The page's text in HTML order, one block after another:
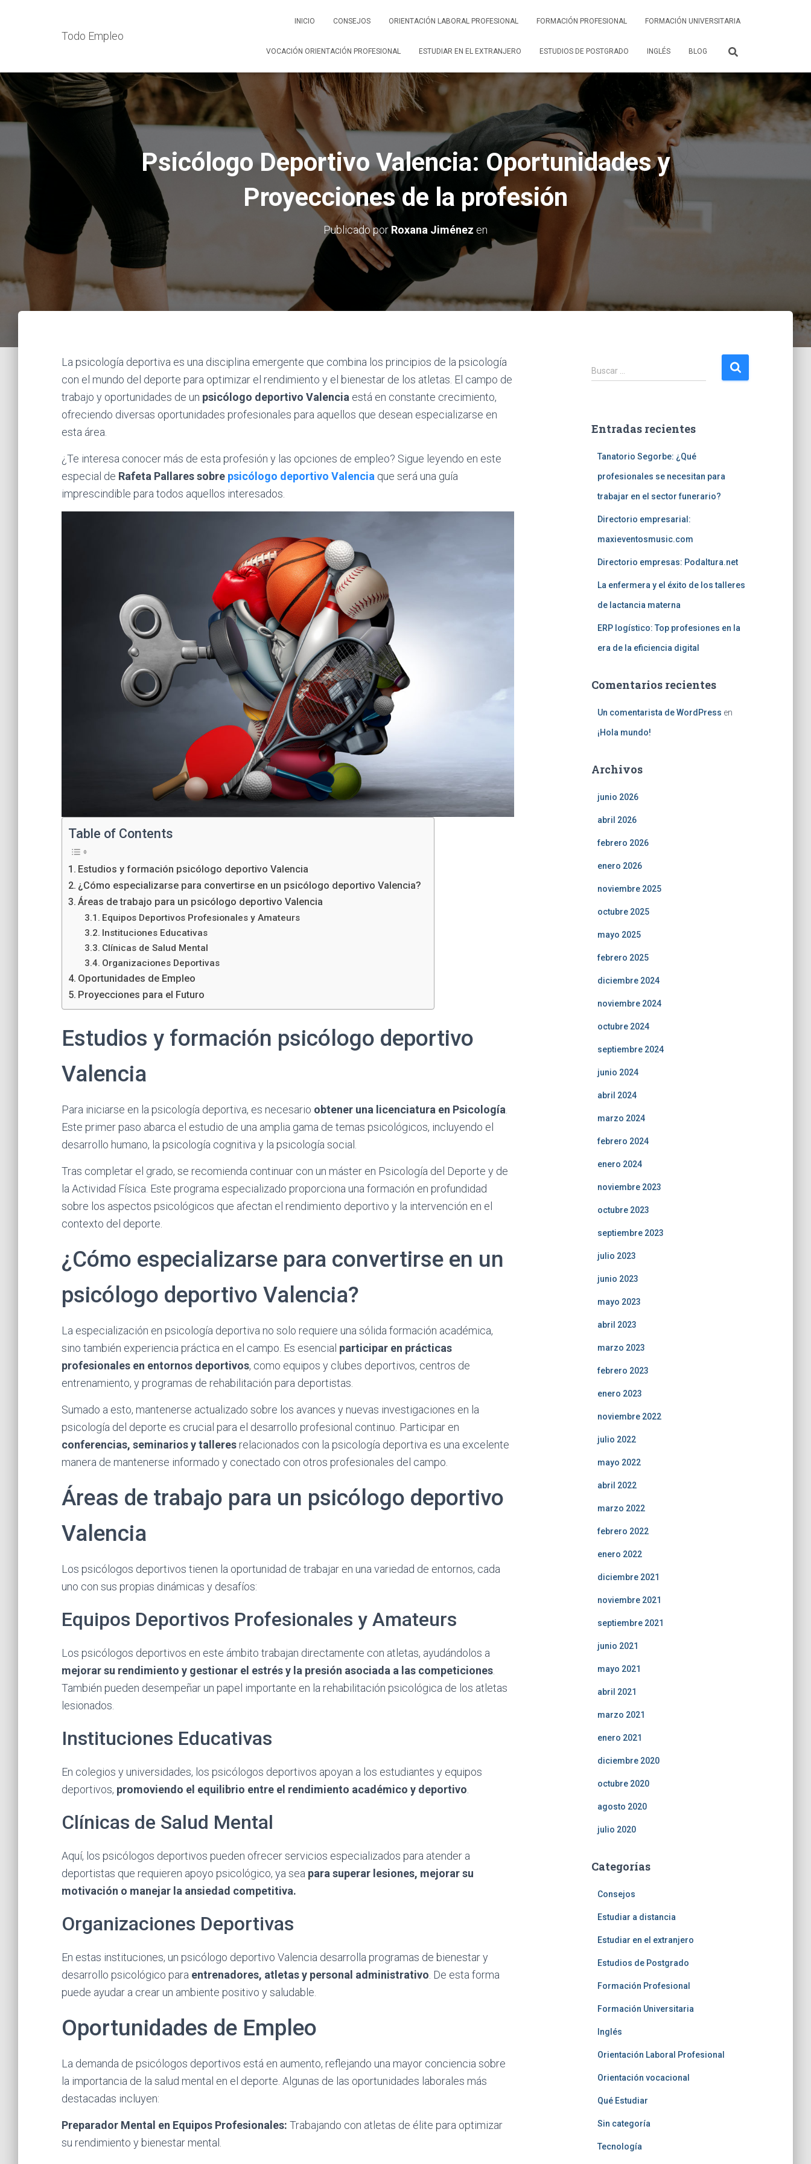
Todo Empleo
INICIO CONSEJOS ORIENTACIÓN LABORAL PROFESIONAL FORMACIÓN PROFESIONAL FORMACIÓN UNIVERSITARIA
VOCACIÓN ORIENTACIÓN PROFESIONAL ESTUDIAR EN EL EXTRANJERO ESTUDIOS DE POSTGRADO INGLÉS BLOG
Psicólogo Deportivo Valencia: Oportunidades y
Proyecciones de la profesión
Publicado porRoxana Jiménez en
La psicología deportiva es una disciplina emergente que combina los principios de la psicología
con el mundo del deporte para optimizar el rendimiento y el bienestar de los atletas. El campo de
trabajo y oportunidades de un psicólogo deportivo Valencia está en constante crecimiento,
ofreciendo diversas oportunidades profesionales para aquellos que desean especializarse en
esta área.
¿Te interesa conocer más de esta profesión y las opciones de empleo? Sigue leyendo en este
especial de Rafeta Pallares sobre psicólogo deportivo Valencia que será una guía
imprescindible para todos aquellos interesados.
Table of Contents
Estudios y formación psicólogo deportivo Valencia
¿Cómo especializarse para convertirse en un psicólogo deportivo Valencia?
Áreas de trabajo para un psicólogo deportivo Valencia
Equipos Deportivos Profesionales y Amateurs
Instituciones Educativas
Clínicas de Salud Mental
Organizaciones Deportivas
Oportunidades de Empleo
Proyecciones para el Futuro
Estudios y formación psicólogo deportivo
Valencia
Para iniciarse en la psicología deportiva, es necesario obtener una licenciatura en Psicología.
Este primer paso abarca el estudio de una amplia gama de temas psicológicos, incluyendo el
desarrollo humano, la psicología cognitiva y la psicología social.
Tras completar el grado, se recomienda continuar con un máster en Psicología del Deporte y de
la Actividad Física. Este programa especializado proporciona una formación en profundidad
sobre los aspectos psicológicos que afectan el rendimiento deportivo y la intervención en el
contexto del deporte.
¿Cómo especializarse para convertirse en un
psicólogo deportivo Valencia?
La especialización en psicología deportiva no solo requiere una sólida formación académica,
sino también experiencia práctica en el campo. Es esencial participar en prácticas
profesionales en entornos deportivos, como equipos y clubes deportivos, centros de
entrenamiento, y programas de rehabilitación para deportistas.
Sumado a esto, mantenerse actualizado sobre los avances y nuevas investigaciones en la
psicología del deporte es crucial para el desarrollo profesional continuo. Participar en
conferencias, seminarios y talleres relacionados con la psicología deportiva es una excelente
manera de mantenerse informado y conectado con otros profesionales del campo.
Áreas de trabajo para un psicólogo deportivo
Valencia
Los psicólogos deportivos tienen la oportunidad de trabajar en una variedad de entornos, cada
uno con sus propias dinámicas y desafíos:
Equipos Deportivos Profesionales y Amateurs
Los psicólogos deportivos en este ámbito trabajan directamente con atletas, ayudándolos a
mejorar su rendimiento y gestionar el estrés y la presión asociada a las competiciones.
También pueden desempeñar un papel importante en la rehabilitación psicológica de los atletas
lesionados.
Instituciones Educativas
En colegios y universidades, los psicólogos deportivos apoyan a los estudiantes y equipos
deportivos, promoviendo el equilibrio entre el rendimiento académico y deportivo.
Clínicas de Salud Mental
Aquí, los psicólogos deportivos pueden ofrecer servicios especializados para atender a
deportistas que requieren apoyo psicológico, ya sea para superar lesiones, mejorar su
motivación o manejar la ansiedad competitiva.
Organizaciones Deportivas
En estas instituciones, un psicólogo deportivo Valencia desarrolla programas de bienestar y
desarrollo psicológico para entrenadores, atletas y personal administrativo. De esta forma
puede ayudar a crear un ambiente positivo y saludable.
Oportunidades de Empleo
La demanda de psicólogos deportivos está en aumento, reflejando una mayor conciencia sobre
la importancia de la salud mental en el deporte. Algunas de las oportunidades laborales más
destacadas incluyen:
Preparador Mental en Equipos Profesionales: Trabajando con atletas de élite para optimizar
su rendimiento y bienestar mental.
B
u
r
Buscar …
Entradas recientes
Tanatorio Segorbe: ¿Qué
profesionales se necesitan para
trabajar en el sector funerario?
Directorio empresarial:
maxieventosmusic.com
Directorio empresas: Podaltura.net
La enfermera y el éxito de los talleres
de lactancia materna
ERP logístico: Top profesiones en la
era de la eficiencia digital
Comentarios recientes
Un comentarista de WordPress en
¡Hola mundo!
Archivos
junio 2026
abril 2026
febrero 2026
enero 2026
noviembre 2025
octubre 2025
mayo 2025
febrero 2025
diciembre 2024
noviembre 2024
octubre 2024
septiembre 2024
junio 2024
abril 2024
marzo 2024
febrero 2024
enero 2024
noviembre 2023
octubre 2023
septiembre 2023
julio 2023
junio 2023
mayo 2023
abril 2023
marzo 2023
febrero 2023
enero 2023
noviembre 2022
julio 2022
mayo 2022
abril 2022
marzo 2022
febrero 2022
enero 2022
diciembre 2021
noviembre 2021
septiembre 2021
junio 2021
mayo 2021
abril 2021
marzo 2021
enero 2021
diciembre 2020
octubre 2020
agosto 2020
julio 2020
Categorías
Consejos
Estudiar a distancia
Estudiar en el extranjero
Estudios de Postgrado
Formación Profesional
Formación Universitaria
Inglés
Orientación Laboral Profesional
Orientación vocacional
Qué Estudiar
Sin categoría
Tecnología